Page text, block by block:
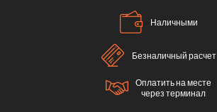
Наличными
Безналичный расчет
Оплатить на месте
через терминал